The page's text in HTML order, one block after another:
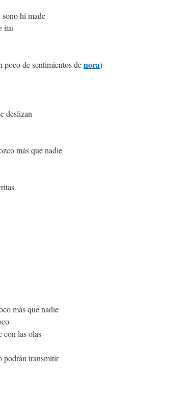
hi made
itai
poco de sentimientos denora)
deslizan
más que nadie
más que nadie
con las olas
podrán transmitir